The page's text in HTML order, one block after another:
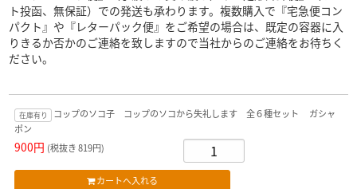
ト投函、無保証）での発送も承わります。複数購入で『宅急便コン
パクト』や『レターパック便』をご希望の場合は、既定の容器に入
りきるか否かのご連絡を致しますので当社からのご連絡をお待ちく
ださい。
在庫有り
コップのソコ子 コップのソコから失礼します 全６種セット ガシャ
ポン
900円 (税抜き 819円)